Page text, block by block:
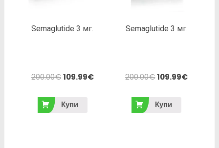
Semaglutide 3 мг.
200.00€ 109.99€
Купи
Semaglutide 3 мг.
200.00€109.99€
Купи